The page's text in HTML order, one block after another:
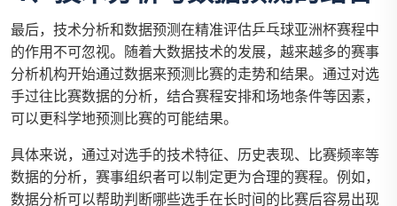
最后，技术分析和数据预测在精准评估乒乓球亚洲杯赛程中
的作用不可忽视。随着大数据技术的发展，越来越多的赛事
分析机构开始通过数据来预测比赛的走势和结果。通过对选
手过往比赛数据的分析，结合赛程安排和场地条件等因素，
可以更科学地预测比赛的可能结果。
具体来说，通过对选手的技术特征、历史表现、比赛频率等
数据的分析，赛事组织者可以制定更为合理的赛程。例如，
数据分析可以帮助判断哪些选手在长时间的比赛后容易出现